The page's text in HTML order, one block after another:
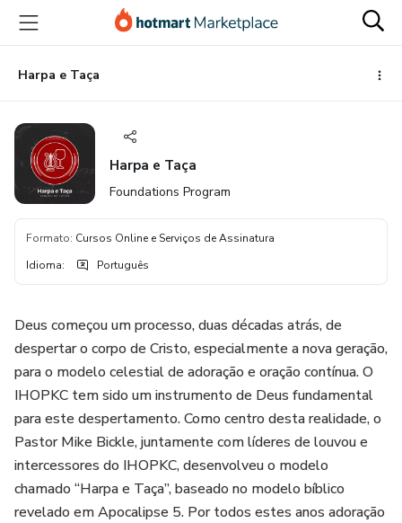
para
conteúdo
principal
para
pagamento
para
rodapé
Harpa e Taça
Harpa e Taça
Foundations Program
Formato: Cursos Online e Serviços de Assinatura
Idioma: Português
Deus começou um processo, duas décadas atrás, de
despertar o corpo de Cristo, especialmente a nova geração,
para o modelo celestial de adoração e oração contínua. O
IHOPKC tem sido um instrumento de Deus fundamental
para este despertamento. Como centro desta realidade, o
Pastor Mike Bickle, juntamente com líderes de louvou e
intercessores do IHOPKC, desenvolveu o modelo
chamado “Harpa e Taça”, baseado no modelo bíblico
revelado em Apocalipse 5. Por todos estes anos adoração